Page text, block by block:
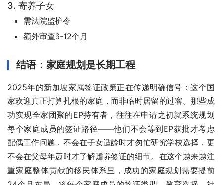
3. 寄养子女
需法院监护令
额外审查6-12个月
结语：家庭规划是长期工程
2025年的新加坡家属签证政策正在传递明确信号：这个国
家欢迎真正打算扎根的家庭，而非临时居留的过客。那些成
功实现全家团聚的EP持有者，往往在申请之初就系统规划
每个家庭成员的签证路径——他们不会等到EP获批才考虑
配偶工作问题，不会在子女适龄时才匆忙研究学校选择，更
不会在父母年迈时才了解赡养签证的细节。在这个越来越注
重家庭整体贡献的移民体系里，成功的家庭规划需要提前